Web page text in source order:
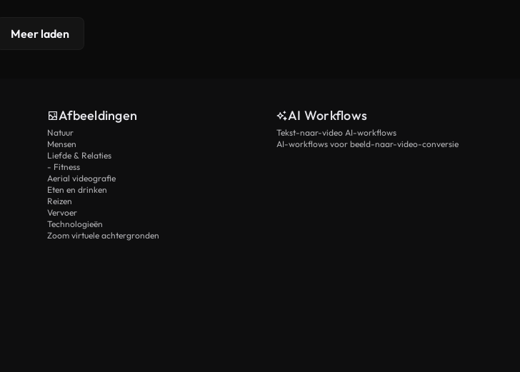
Meer laden
Afbeeldingen
Natuur
Mensen
Liefde & Relaties
- Fitness
Aerial videografie
Eten en drinken
Reizen
Vervoer
Technologieën
Zoom virtuele achtergronden
AI Workflows
Tekst-naar-video AI-workflows
AI-workflows voor beeld-naar-video-conversie